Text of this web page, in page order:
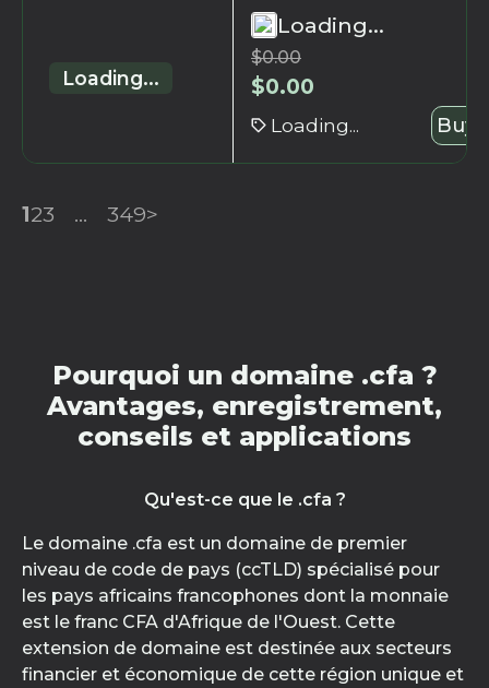
Loading...
Loading...
$0.00
$0.00
Loading... Buy
123 ... 349>
Pourquoi un domaine .cfa ?
Avantages, enregistrement,
conseils et applications
Qu'est-ce que le .cfa ?
Le domaine .cfa est un domaine de premier
niveau de code de pays (ccTLD) spécialisé pour
les pays africains francophones dont la monnaie
est le franc CFA d'Afrique de l'Ouest. Cette
extension de domaine est destinée aux secteurs
financier et économique de cette région unique et